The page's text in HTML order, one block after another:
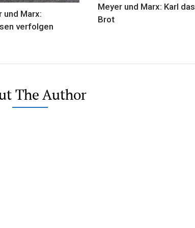
und Marx:
verfolgen
Meyer und Marx: Karl das
Brot
The Author